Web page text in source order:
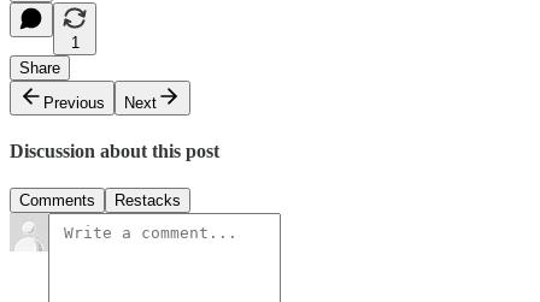
1
Share
Previous
Next
Discussion about this post
Comments Restacks